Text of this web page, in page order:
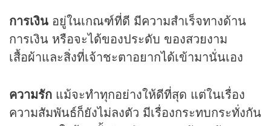
การเงิน อยู่ในเกณฑ์ที่ดี มีความสำเร็จทางด้าน
การเงิน หรือจะได้ของประดับ ของสวยงาม
เสื้อผ้าและสิ่งที่เจ้าชะตาอยากได้เข้ามานั่นเอง
ความรัก แม้จะทำทุกอย่างให้ดีที่สุด แต่ในเรื่อง
ความสัมพันธ์ก็ยังไม่ลงตัว มีเรื่องกระทบกระทั่งกัน